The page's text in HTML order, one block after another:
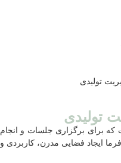
تولیدی
تولیدی
که برای برگزاری جلسات و انجام
ایجاد فضایی مدرن، کاربردی و